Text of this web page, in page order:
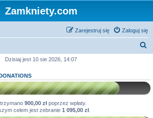
Zamkniety.com
Zaloguj się
Zarejestruj się
k
a
Dzisiaj jest 10 sie 2026, 14:07
900,00 zł poprzez wpłaty.
celem jest zebranie 1 095,00 zł